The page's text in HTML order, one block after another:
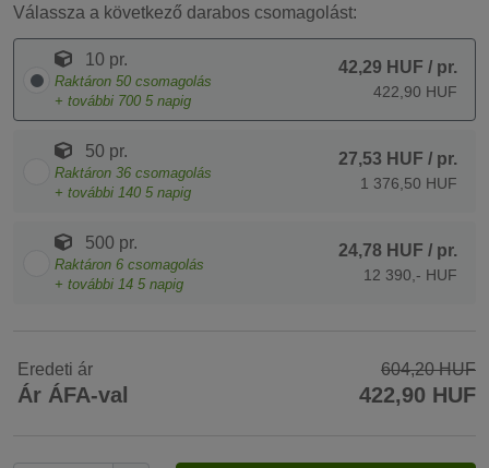
Válassza a következő darabos csomagolást:
10 pr.
Raktáron 50 csomagolás
+ további 700 5 napig
42,29 HUF / pr.
422,90 HUF
50 pr.
Raktáron 36 csomagolás
+ további 140 5 napig
27,53 HUF / pr.
1 376,50 HUF
500 pr.
Raktáron 6 csomagolás
+ további 14 5 napig
24,78 HUF / pr.
12 390,- HUF
Eredeti ár 604,20 HUF
Ár ÁFA-val 422,90 HUF